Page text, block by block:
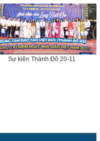
Sự kiện Thành Đô 20-11